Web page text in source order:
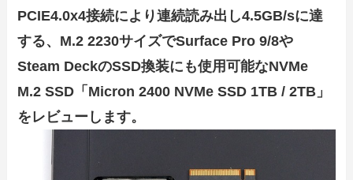
PCIE4.0x4接続により連続読み出し4.5GB/sに達
する、M.2 2230サイズでSurface Pro 9/8や
Steam DeckのSSD換装にも使用可能なNVMe
M.2 SSD「Micron 2400 NVMe SSD 1TB / 2TB」
をレビューします。